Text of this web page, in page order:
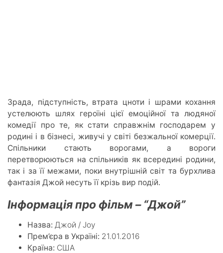
Зрада, підступність, втрата цноти і шрами кохання
устелюють шлях героїні цієї емоційної та людяної
комедії про те, як стати справжнім господарем у
родині і в бізнесі, живучі у світі безжальної комерції.
Спільники стають ворогами, а вороги
перетворюються на спільників як всередині родини,
так і за її межами, поки внутрішній світ та бурхлива
фантазія Джой несуть її крізь вир подій.
Інформація про фільм – “Джой”
Назва: Джой / Joy
Прем’єра в Україні: 21.01.2016
Країна: США